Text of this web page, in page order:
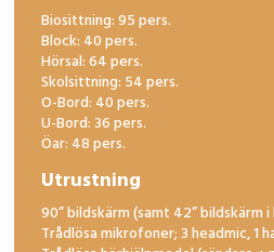
Biosittning: 95 pers.
Block: 40 pers.
Hörsal: 64 pers.
Skolsittning: 54 pers.
O-Bord: 40 pers.
U-Bord: 36 pers.
Öar: 48 pers.
Utrustning
90” bildskärm (samt 42” bildskärm
Trådlösa mikrofoner; 3 headmic, 1